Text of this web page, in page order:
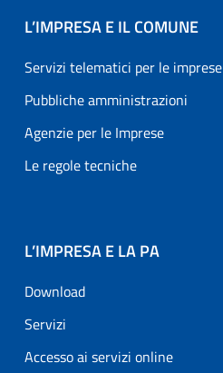
L’IMPRESA E IL COMUNE
Servizi telematici per le imprese
Pubbliche amministrazioni
Agenzie per le Imprese
Le regole tecniche
L’IMPRESA E LA PA
Download
Servizi
Accesso ai servizi online